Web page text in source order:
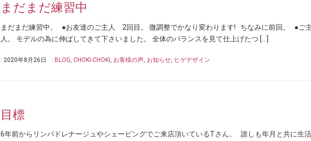
まだまだ練習中
まだまだ練習中。 ●お友達のご主人 2回目。 微調整でかなり変わります! ちなみに前回。 ●ご
人。 モデルの為に伸ばしてきて下さいました。 全体のバランスを見て仕上げたつ […]
: 2020年8月26日 : BLOG CHOKI-CHOKI お客様の声 お知らせ ヒゲデザイン
目標
6年前からリンパドレナージュやシェービングでご来店頂いているTさん。 誰しも年月と共に生